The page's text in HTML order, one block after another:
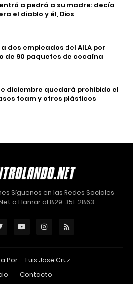
a pedrá a su madre: decía
el diablo y él, Dios
dos empleados del AILA por
de 90 paquetes de cocaína
diciembre quedará prohibido el
foam y otros plásticos
Síguenos en las Redes Sociales
o Llamar al 829-351-2863
Por: - Luis José Cruz
Contacto